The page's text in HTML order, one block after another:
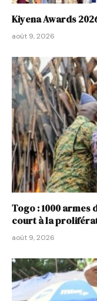
Kiyena Awards
août 9, 2026
Togo : 1000
court à la
août 9, 2026